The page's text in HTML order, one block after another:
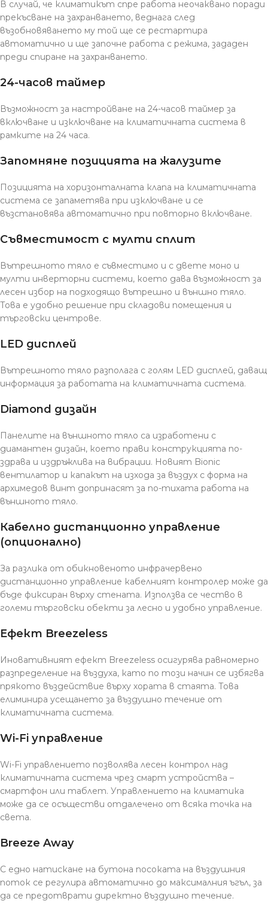
В случай, че климатикът спре работа неочаквано поради
прекъсване на захранването, веднага след
възобновяването му той ще се рестартира
автоматично и ще започне работа с режима, зададен
преди спиране на захранването.
24-часов таймер
Възможност за настройване на 24-часов таймер за
включване и изключване на климатичната система в
рамките на 24 часа.
Запомняне позицията на жалузите
Позицията на хоризонталната клапа на климатичната
система се запаметява при изключване и се
възстановява автоматично при повторно включване.
Съвместимост с мулти сплит
Вътрешното тяло е съвместимо и с двете моно и
мулти инверторни системи, което дава възможност за
лесен избор на подходящо вътрешно и външно тяло.
Това е удобно решение при складови помещения и
търговски центрове.
LЕD дисплей
Вътрешното тяло разполага с голям LЕD дисплей, даващ
информация за работата на климатичната система.
Diamond дизайн
Панелите на външното тяло са изработени с
диамантен дизайн, което прави конструкцията по-
здрава и издръжлива на вибрации. Новият Bionic
вентилатор и капакът на изхода за въздух с форма на
архимедов винт допринасят за по-тихата работа на
външното тяло.
Кабелно дистанционно управление
(опционално)
За разлика от обикновеното инфрачервено
дистанционно управление кабелният контролер може да
бъде фиксиран върху стената. Използва се чество в
големи търговски обекти за лесно и удобно управление.
Ефект Breezeless
Иновативният ефект Breezeless осигурява равномерно
разпределение на въздуха, като по този начин се избягва
прякото въздействие върху хората в стаята. Това
елиминира усещането за въздушно течение от
климатичната система.
Wi-Fi управление
Wi-Fi управлението позволява лесен контрол над
климатичната система чрез смарт устройства –
смартфон или таблет. Управлението на климатика
може да се осъществи отдалечено от всяка точка на
света.
Breeze Away
С едно натискане на бутона посоката на въздушния
поток се регулира автоматично до максималния ъгъл, за
да се предотврати директно въздушно течение.